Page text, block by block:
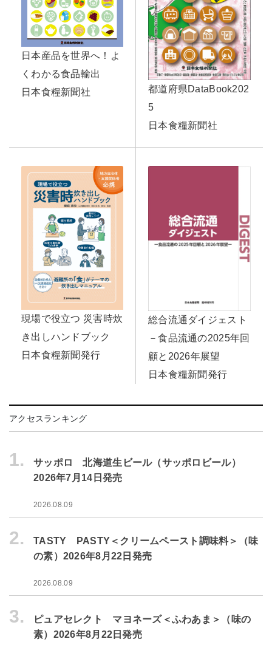
日本産品を世界へ！よ
くわかる食品輸出
日本食糧新聞社
都道府県DataBook202
5
日本食糧新聞社
現場で役立つ 災害時炊
き出しハンドブック
日本食糧新聞発行
総合流通ダイジェスト
－食品流通の2025年回
顧と2026年展望
日本食糧新聞発行
アクセスランキング
1.
サッポロ 北海道生ビール（サッポロビール）
2026年7月14日発売
2026.08.09
2.
TASTY PASTY＜クリームペースト調味料＞（味
の素）2026年8月22日発売
2026.08.09
3.
ピュアセレクト マヨネーズ＜ふわあま＞（味の
素）2026年8月22日発売